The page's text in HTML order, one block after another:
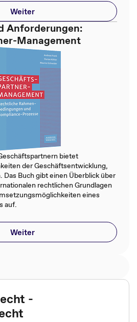
Weiter
Anforderungen:
Management
bietet
der Geschäftsentwicklung,
Das Buch gibt einen Überblick über
rechtlichen Grundlagen
eines
auf.
Weiter
-